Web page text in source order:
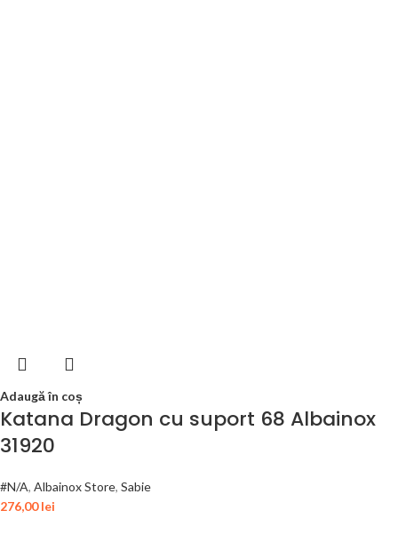
Adaugă în coș
Katana Dragon cu suport 68 Albainox
31920
#N/A, Albainox Store, Sabie
276,00lei